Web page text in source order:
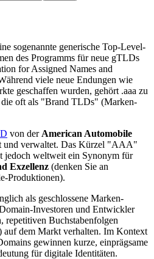
sogenannte generische Top-Level-
des Programms für neue gTLDs
for Assigned Names and
viele neue Endungen wie
geschaffen wurden, gehört .aaa zu
oft als "Brand TLDs" (Marken-
von der American Automobile
und verwaltet. Das Kürzel "AAA"
jedoch weltweit ein Synonym für
Exzellenz (denken Sie an
Produktionen).
als geschlossene Marken-
Investoren und Entwickler
repetitiven Buchstabenfolgen
dem Markt verhalten. Im Kontext
gewinnen kurze, einprägsame
für digitale Identitäten.